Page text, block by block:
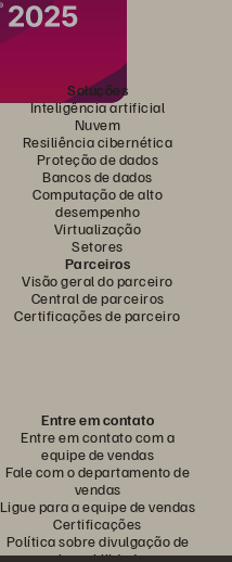
Soluções
Inteligência artificial
Nuvem
Resiliência cibernética
Proteção de dados
Bancos de dados
Computação de alto
desempenho
Virtualização
Setores
Parceiros
Visão geral do parceiro
Central de parceiros
Certificações de parceiro
Entre em contato
Entre em contato com a
equipe de vendas
Fale com o departamento de
vendas
Ligue para a equipe de vendas
Certificações
Política sobre divulgação de
vulnerabilidades